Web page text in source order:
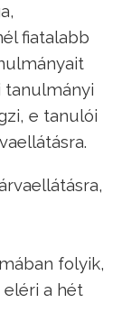
fiatalabb
tanulmányi
e tanulói
folyik,
eléri a hét